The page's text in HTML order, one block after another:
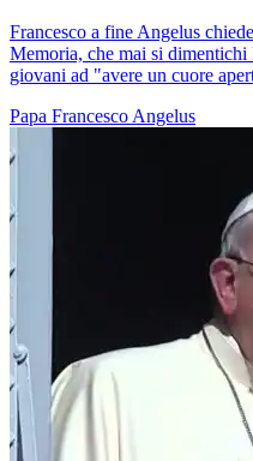
Francesco a fine Angelus
Memoria, che mai si dimentichi
giovani ad "avere un cuore
Papa FrancescoAngelus